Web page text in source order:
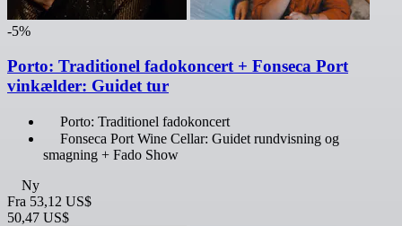
-5%
Porto: Traditionel fadokoncert + Fonseca Port
vinkælder: Guidet tur
Porto: Traditionel fadokoncert
Fonseca Port Wine Cellar: Guidet rundvisning og
smagning + Fado Show
Ny
Fra 53,12 US$
50,47 US$